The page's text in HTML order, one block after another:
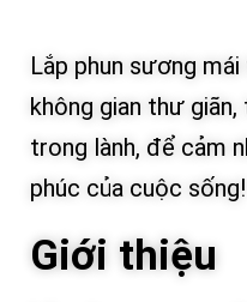
Lắp phun sương
không gian thư
trong lành, để cảm
phúc của cuộc sống!
Giới thiệu